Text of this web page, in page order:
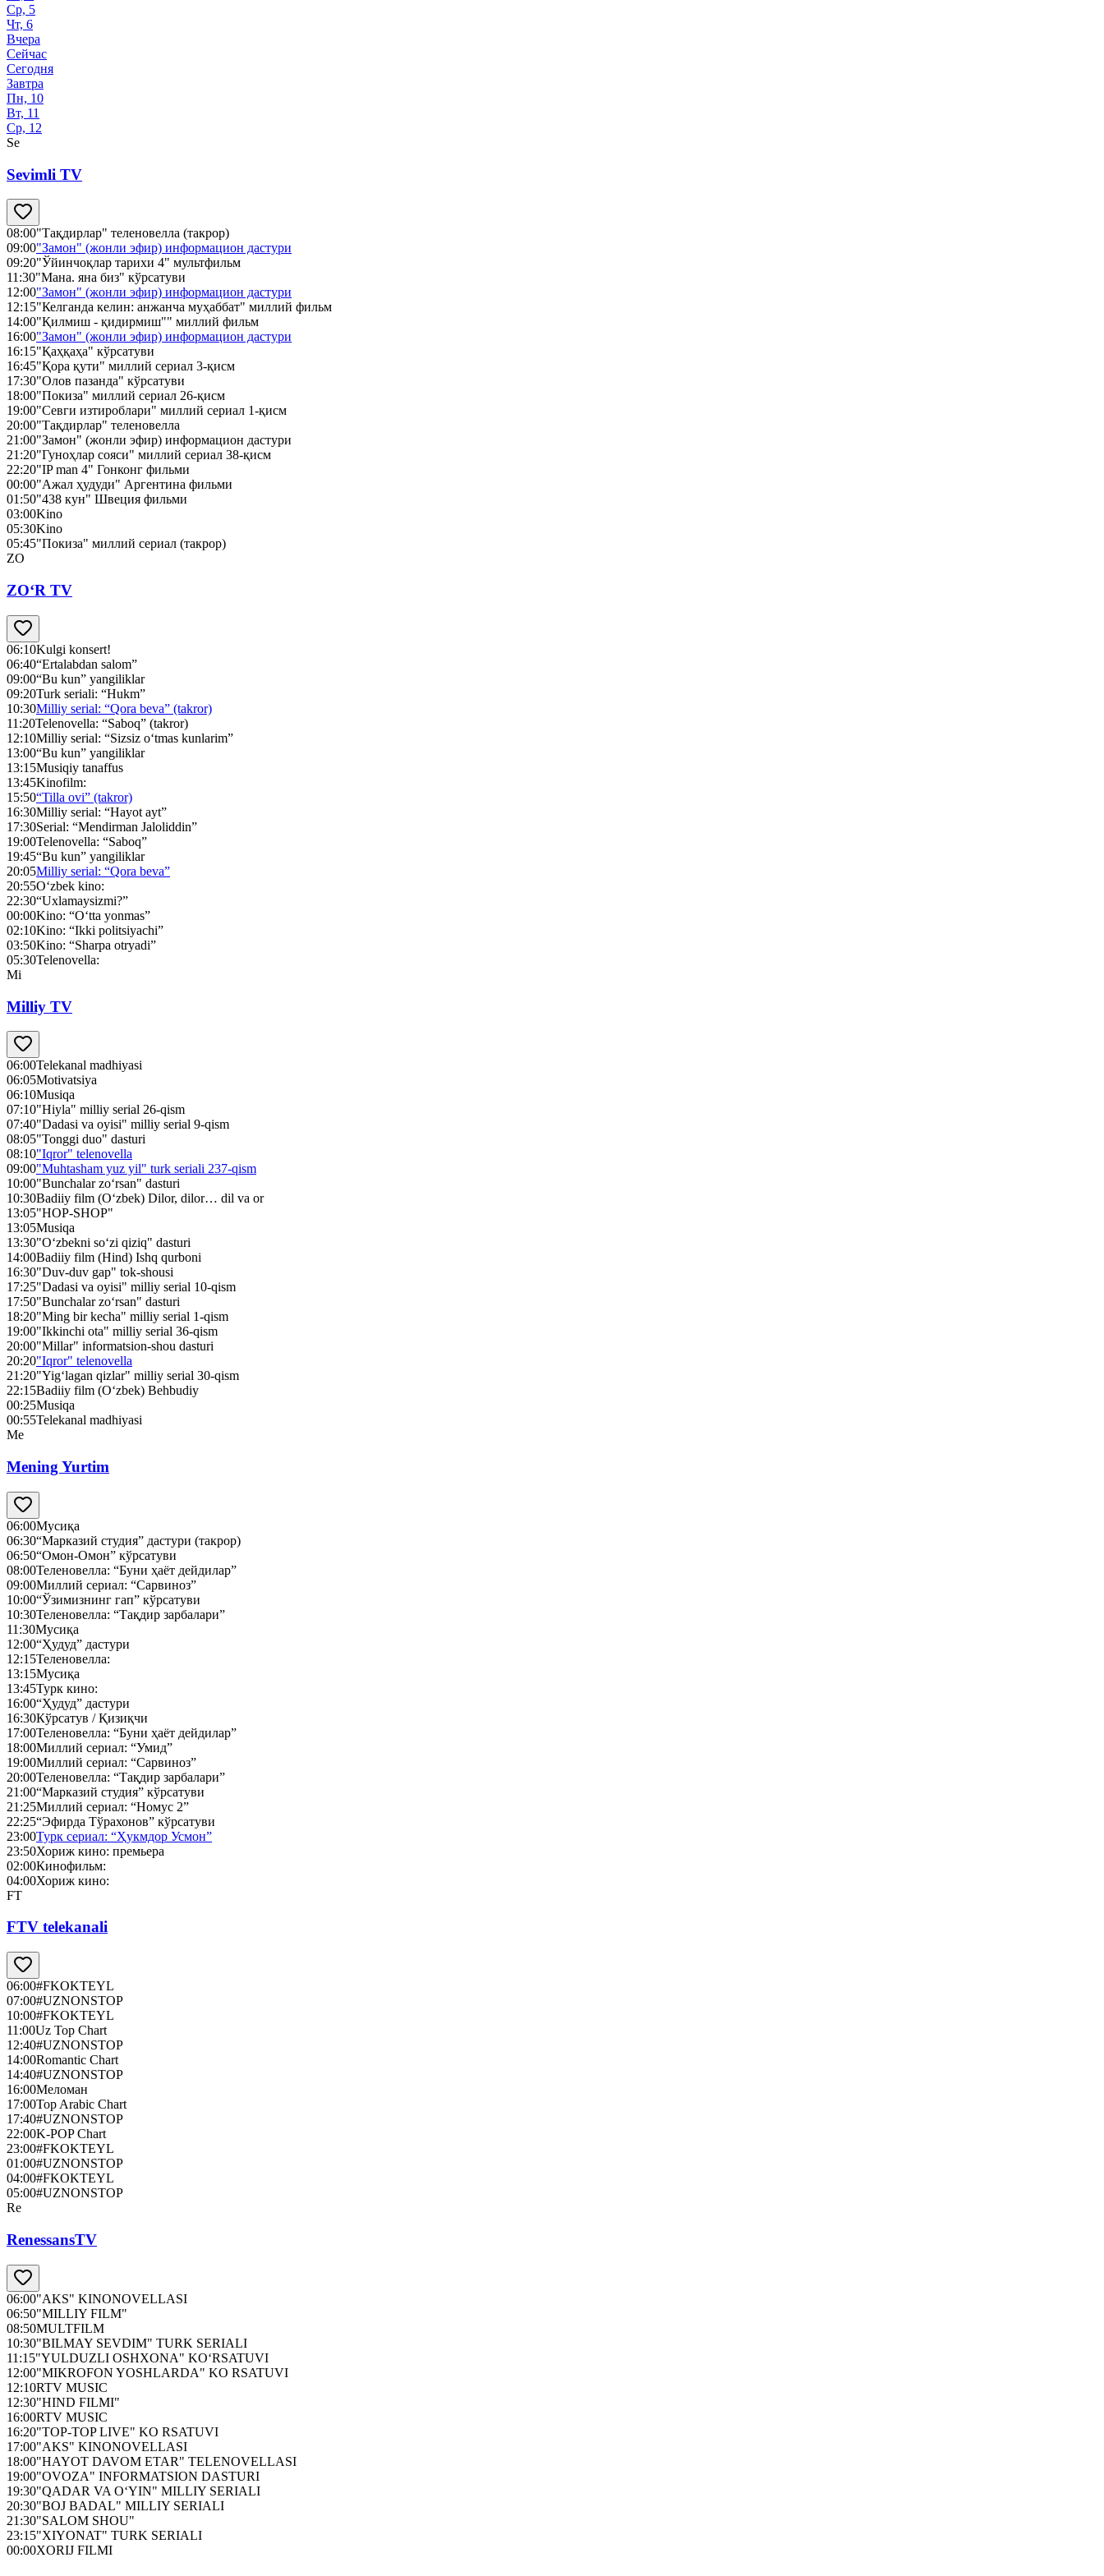
Ср, 5
Чт, 6
Вчера
Сейчас
Сегодня
Завтра
Пн, 10
Вт, 11
Ср, 12
Se
Sevimli TV
08:00"Тақдирлар" теленовелла (такрор)
09:00"Замон" (жонли эфир) информацион дастури
09:20"Ўйинчоқлар тарихи 4" мультфильм
11:30"Мана. яна биз" кўрсатуви
12:00"Замон" (жонли эфир) информацион дастури
12:15"Келганда келин: анжанча муҳаббат" миллий фильм
14:00"Қилмиш - қидирмиш"" миллий фильм
16:00"Замон" (жонли эфир) информацион дастури
16:15"Қаҳқаҳа" кўрсатуви
16:45"Қора қути" миллий сериал 3-қисм
17:30"Олов пазанда" кўрсатуви
18:00"Покиза" миллий сериал 26-қисм
19:00"Севги изтироблари" миллий сериал 1-қисм
20:00"Тақдирлар" теленовелла
21:00"Замон" (жонли эфир) информацион дастури
21:20"Гуноҳлар сояси" миллий сериал 38-қисм
22:20"IP man 4" Гонконг фильми
00:00"Ажал ҳудуди" Аргентина фильми
01:50"438 кун" Швеция фильми
03:00Kino
05:30Kino
05:45"Покиза" миллий сериал (такрор)
ZO
ZO‘R TV
06:10Kulgi konsert!
06:40“Ertalabdan salom”
09:00“Bu kun” yangiliklar
09:20Turk seriali: “Hukm”
10:30Milliy serial: “Qora beva” (takror)
11:20Telenovella: “Saboq” (takror)
12:10Milliy serial: “Sizsiz o‘tmas kunlarim”
13:00“Bu kun” yangiliklar
13:15Musiqiy tanaffus
13:45Kinofilm:
15:50“Tilla ovi” (takror)
16:30Milliy serial: “Hayot ayt”
17:30Serial: “Mendirman Jaloliddin”
19:00Telenovella: “Saboq”
19:45“Bu kun” yangiliklar
20:05Milliy serial: “Qora beva”
20:55O‘zbek kino:
22:30“Uxlamaysizmi?”
00:00Kino: “O‘tta yonmas”
02:10Kino: “Ikki politsiyachi”
03:50Kino: “Sharpa otryadi”
05:30Telenovella:
Mi
Milliy TV
06:00Telekanal madhiyasi
06:05Motivatsiya
06:10Musiqa
07:10"Hiyla" milliy serial 26-qism
07:40"Dadasi va oyisi" milliy serial 9-qism
08:05"Tonggi duo" dasturi
08:10"Iqror" telenovella
09:00"Muhtasham yuz yil" turk seriali 237-qism
10:00"Bunchalar zo‘rsan" dasturi
10:30Badiiy film (O‘zbek) Dilor, dilor… dil va or
13:05"HOP-SHOP"
13:05Musiqa
13:30"O‘zbekni so‘zi qiziq" dasturi
14:00Badiiy film (Hind) Ishq qurboni
16:30"Duv-duv gap" tok-shousi
17:25"Dadasi va oyisi" milliy serial 10-qism
17:50"Bunchalar zo‘rsan" dasturi
18:20"Ming bir kecha" milliy serial 1-qism
19:00"Ikkinchi ota" milliy serial 36-qism
20:00"Millar" informatsion-shou dasturi
20:20"Iqror" telenovella
21:20"Yig‘lagan qizlar" milliy serial 30-qism
22:15Badiiy film (O‘zbek) Behbudiy
00:25Musiqa
00:55Telekanal madhiyasi
Me
Mening Yurtim
06:00Мусиқа
06:30“Марказий студия” дастури (такрор)
06:50“Омон-Омон” кўрсатуви
08:00Теленовелла: “Буни ҳаёт дейдилар”
09:00Миллий сериал: “Сарвиноз”
10:00“Ўзимизнинг гап” кўрсатуви
10:30Теленовелла: “Тақдир зарбалари”
11:30Мусиқа
12:00“Ҳудуд” дастури
12:15Теленовелла:
13:15Мусиқа
13:45Турк кино:
16:00“Ҳудуд” дастури
16:30Кўрсатув / Қизиқчи
17:00Теленовелла: “Буни ҳаёт дейдилар”
18:00Миллий сериал: “Умид”
19:00Миллий сериал: “Сарвиноз”
20:00Теленовелла: “Тақдир зарбалари”
21:00“Марказий студия” кўрсатуви
21:25Миллий сериал: “Номус 2”
22:25“Эфирда Тўрахонов” кўрсатуви
23:00Турк сериал: “Ҳукмдор Усмон”
23:50Хориж кино: премьера
02:00Кинофильм:
04:00Хориж кино:
FT
FTV telekanali
06:00#FKOKTEYL
07:00#UZNONSTOP
10:00#FKOKTEYL
11:00Uz Top Chart
12:40#UZNONSTOP
14:00Romantic Chart
14:40#UZNONSTOP
16:00Меломан
17:00Top Arabic Chart
17:40#UZNONSTOP
22:00K-POP Chart
23:00#FKOKTEYL
01:00#UZNONSTOP
04:00#FKOKTEYL
05:00#UZNONSTOP
Re
RenessansTV
06:00"AKS" KINONOVELLASI
06:50"MILLIY FILM"
08:50MULTFILM
10:30"BILMAY SEVDIM" TURK SERIALI
11:15"YULDUZLI OSHXONA" KO‘RSATUVI
12:00"MIKROFON YOSHLARDA" KO RSATUVI
12:10RTV MUSIC
12:30"HIND FILMI"
16:00RTV MUSIC
16:20"TOP-TOP LIVE" KO RSATUVI
17:00"AKS" KINONOVELLASI
18:00"HAYOT DAVOM ETAR" TELENOVELLASI
19:00"OVOZA" INFORMATSION DASTURI
19:30"QADAR VA O‘YIN" MILLIY SERIALI
20:30"BOJ BADAL" MILLIY SERIALI
21:30"SALOM SHOU"
23:15"XIYONAT" TURK SERIALI
00:00XORIJ FILMI